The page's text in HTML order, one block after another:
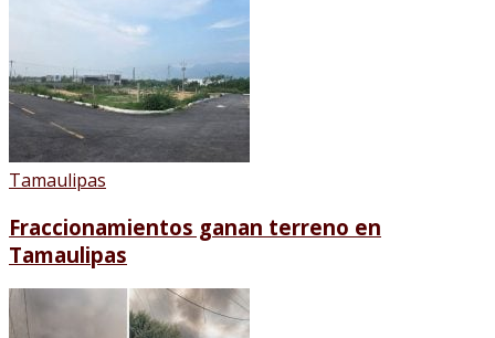
Tamaulipas
Fraccionamientos ganan terreno en
Tamaulipas